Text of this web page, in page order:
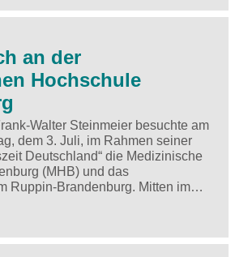
an der
Hochschule
Walter Steinmeier besuchte am
dem 3. Juli, im Rahmen seiner
Deutschland“ die Medizinische
(MHB) und das
Ruppin-Brandenburg. Mitten im…